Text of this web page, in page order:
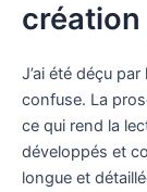
création
J’ai été déçu
confuse. La
ce qui rend la
développés et
longue et